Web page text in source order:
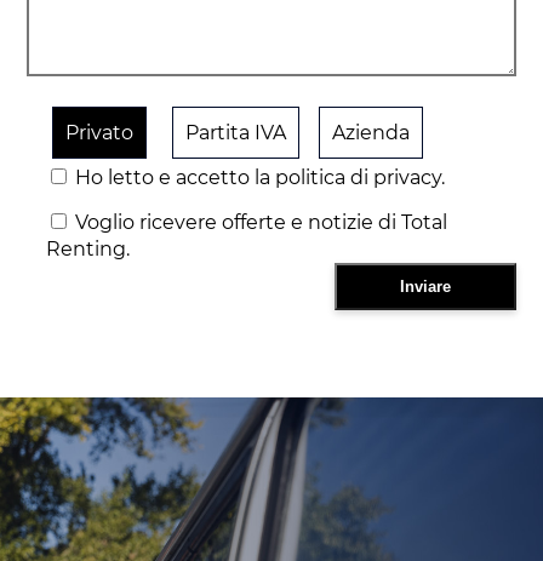
Privato Partita IVA
Azienda
Ho letto e accetto la politica di privacy.
Voglio ricevere offerte e notizie di Total
Renting.